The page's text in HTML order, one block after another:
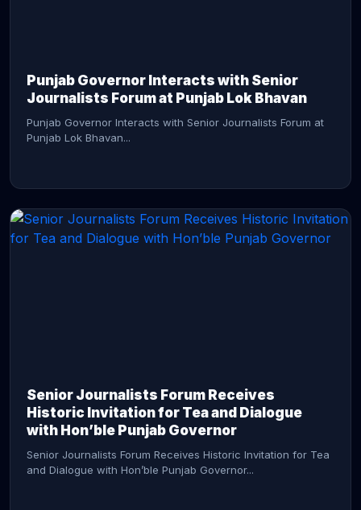
Punjab Governor Interacts with Senior
Journalists Forum at Punjab Lok Bhavan
Punjab Governor Interacts with Senior Journalists Forum at
Punjab Lok Bhavan...
Senior Journalists Forum Receives
Historic Invitation for Tea and Dialogue
with Hon’ble Punjab Governor
Senior Journalists Forum Receives Historic Invitation for Tea
and Dialogue with Hon’ble Punjab Governor...